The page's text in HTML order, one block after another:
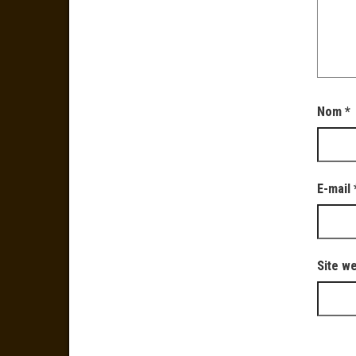
Nom*
E-mail
Site